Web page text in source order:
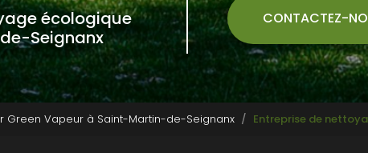
écologique
Seignanx
CONTACTEZ-
Vapeur à Saint-Martin-de-Seignanx Entreprise de